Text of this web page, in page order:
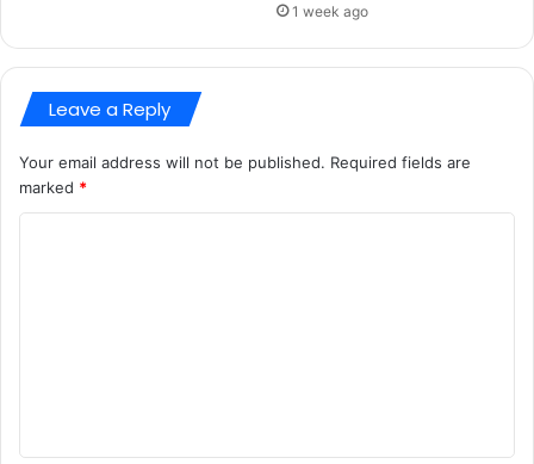
1 week ago
Leave a Reply
Your email address will not be published. Required fields are
marked *